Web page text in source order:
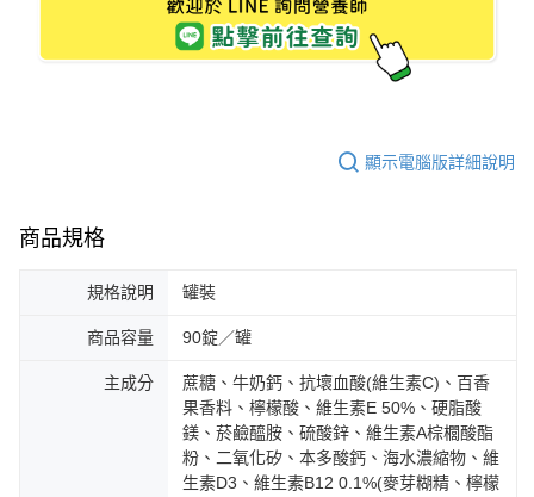
顯示電腦版詳細說明
商品規格
規格說明 罐裝
商品容量 90錠／罐
主成分
蔗糖、牛奶鈣、抗壞血酸(維生素C)、百香
果香料、檸檬酸、維生素E 50%、硬脂酸
鎂、菸鹼醯胺、硫酸鋅、維生素A棕櫚酸酯
粉、二氧化矽、本多酸鈣、海水濃縮物、維
生素D3、維生素B12 0.1%(麥芽糊精、檸檬